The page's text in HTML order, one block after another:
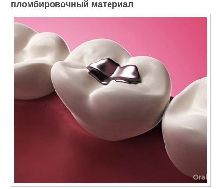
пломбировочный материал